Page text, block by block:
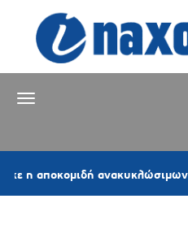
ανακυκλώσιμων –